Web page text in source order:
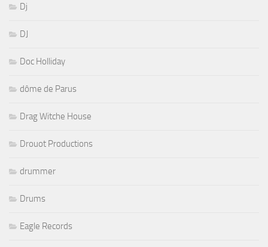
Dj
DJ
Doc Holliday
dôme de Parus
Drag Witche House
Drouot Productions
drummer
Drums
Eagle Records